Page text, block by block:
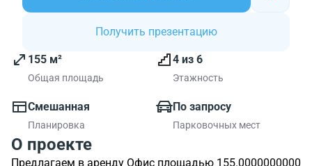
Получить презентацию
155 м²
Общая площадь
4 из 6
Этажность
Смешанная
Планировка
По запросу
Парковочных мест
О проекте
Предлагаем в аренду Офис площадью 155.0000000000